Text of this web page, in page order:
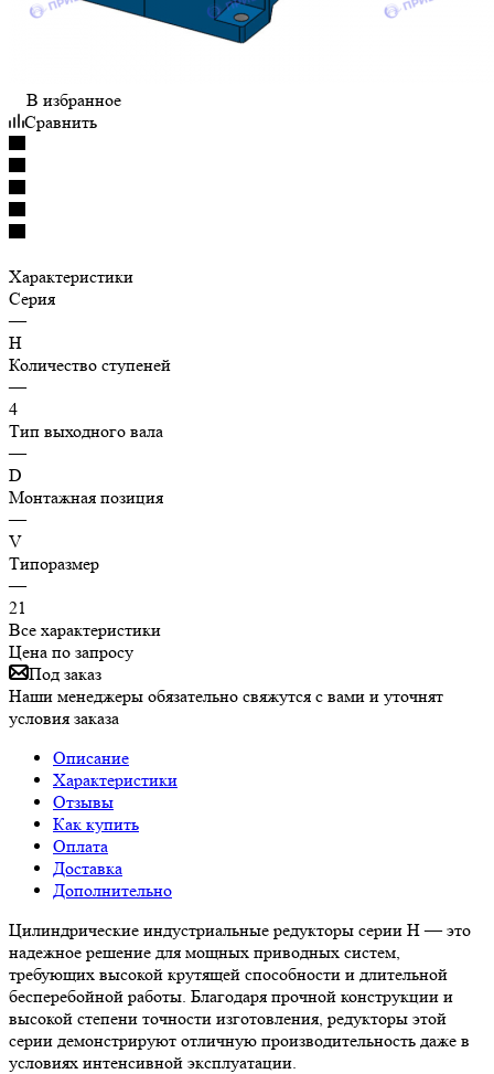
В избранное
Сравнить
Характеристики
Серия
—
H
Количество ступеней
—
4
Тип выходного вала
—
D
Монтажная позиция
—
V
Типоразмер
—
21
Все характеристики
Цена по запросу
Под заказ
Наши менеджеры обязательно свяжутся с вами и уточнят
условия заказа
Описание
Характеристики
Отзывы
Как купить
Оплата
Доставка
Дополнительно
Цилиндрические индустриальные редукторы серии H — это
надежное решение для мощных приводных систем,
требующих высокой крутящей способности и длительной
бесперебойной работы. Благодаря прочной конструкции и
высокой степени точности изготовления, редукторы этой
серии демонстрируют отличную производительность даже в
условиях интенсивной эксплуатации.